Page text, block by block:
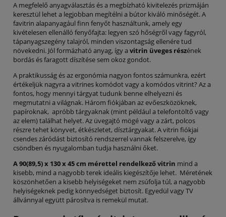
A megfelelő anyagválasztás és a megbízható kivitelezés prizmáján
keresztül lehet a legjobban megítélni a bútor kiváló minőségét. A
favitrin alapanyagául finn fenyőt használtunk, amely egy
kivételesen ellenálló fenyőfajta: legyen szó hőségről vagy fagyról,
tápanyagszegény talajról, minden viszontagság ellenére tud
növekedni. Jól formázható anyag, így a vitrin üveges részének
bordás és faragott díszítése sem okoz gondot.
A praktikusság és az ergonómia nagyon fontos számunkra, ezért
értékeljük nagyra a vitrines komódot vagy a komódos vitrint? Az a
fontos, hogy mennyi tárgyat tudunk benne elhelyezni és
megmutatni a világnak. Három fiókjában az evőeszközöknek,
papíroknak, apróbb tárgyaknak (mint például a telefontöltő vagy
az elem) találhat helyet. Az üvegajtó mögé vagy a zárt, polcos
részre tehet könyvet, étkészletet, dísztárgyakat. A vitrin fiókjai
csendes záródást biztosító rendszerrel vannak felszerelve, így
csöndben és nyugalomban tudja használni őket.
A 90(89,5) x 130 x 45 cm mérettel rendelkező vitrin mind a
kisebb, mind a nagyobb terek ideális kiegészítője lehet. Méretének
köszönhetően a kisebb helyiségeket nem zsúfolja túl, a nagyobb
helyiségeknek pedig könnyedséget biztosít. Egyedül vagy TV
állvánnyal együtt párosítva is remekül mutat.